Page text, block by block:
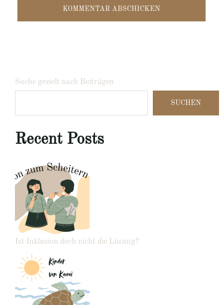
Suche gezielt nach Beiträgen
SUCHEN
Recent Posts
Ist Inklusion doch nicht die Lösung?